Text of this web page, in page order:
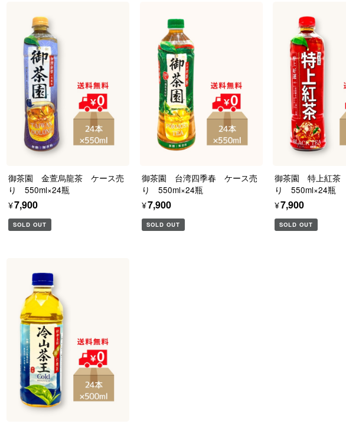
御茶園 金萱烏龍茶 ケース売
り 550ml×24瓶
¥7,900
SOLD OUT
御茶園 台湾四季春 ケース売
り 550ml×24瓶
¥7,900
SOLD OUT
御茶園 特上紅茶
り 550ml×24瓶
¥7,900
SOLD OUT